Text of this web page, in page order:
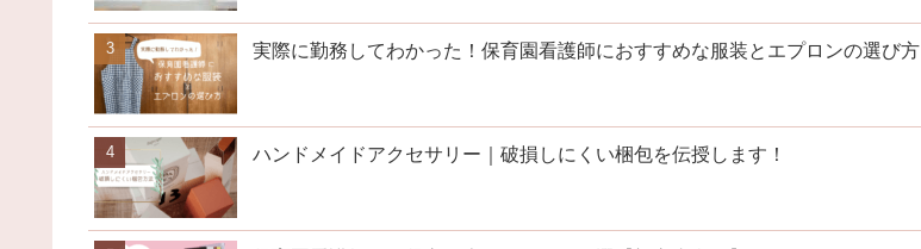
実際に勤務してわかった！保育園看護師におすすめな服装とエプロンの選び方
ハンドメイドアクセサリー｜破損しにくい梱包を伝授します！